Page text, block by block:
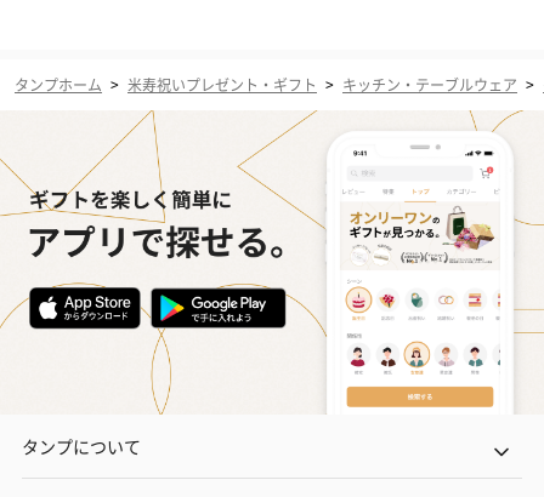
タンプホーム > 米寿祝いプレゼント・ギフト > キッチン・テーブルウェア >
タンプについて